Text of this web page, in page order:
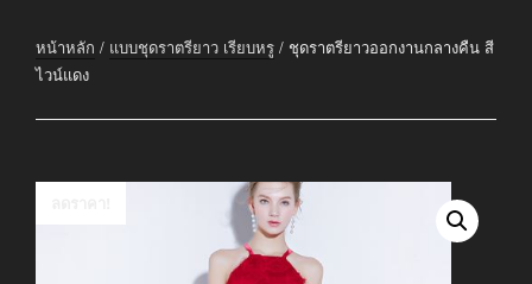
หน้าหลัก / แบบชุดราตรียาว เรียบหรู / ชุดราตรียาวออกงานกลางคืน สี
ไวน์แดง